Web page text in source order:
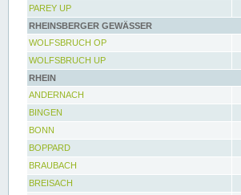
PAREY UP
RHEINSBERGER GEWÄSSER
WOLFSBRUCH OP
WOLFSBRUCH UP
RHEIN
ANDERNACH
BINGEN
BONN
BOPPARD
BRAUBACH
BREISACH